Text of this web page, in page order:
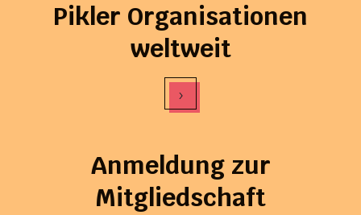
Pikler Organisationen
weltweit
›
Anmeldung zur
Mitgliedschaft